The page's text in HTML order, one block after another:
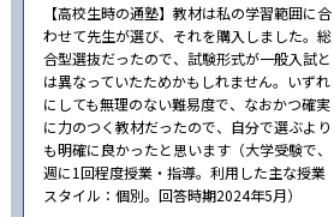
【高校生時の通塾】教材は私の学習範囲に合
わせて先生が選び、それを購入しました。総
合型選抜だったので、試験形式が一般入試と
は異なっていたためかもしれません。いずれ
にしても無理のない難易度で、なおかつ確実
に力のつく教材だったので、自分で選ぶより
も明確に良かったと思います（大学受験で、
週に1回程度授業・指導。利用した主な授業
スタイル：個別。回答時期2024年5月）